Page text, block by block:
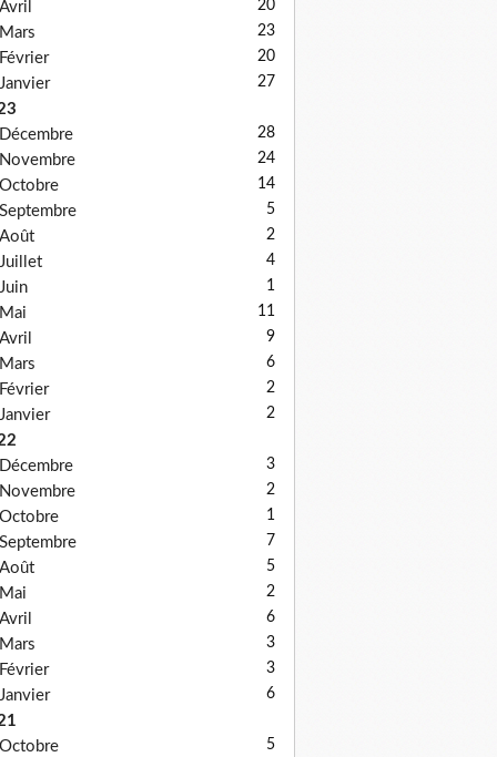
Avril 20
Mars 23
Février 20
Janvier 27
Décembre
28
Novembre 24
Octobre 14
Septembre 5
Août 2
Juillet 4
Juin 1
Mai 11
Avril 9
Mars 6
Février 2
Janvier 2
Décembre
3
Novembre 2
Octobre 1
Septembre 7
Août 5
Mai 2
Avril 6
Mars 3
Février 3
Janvier 6
Octobre
5